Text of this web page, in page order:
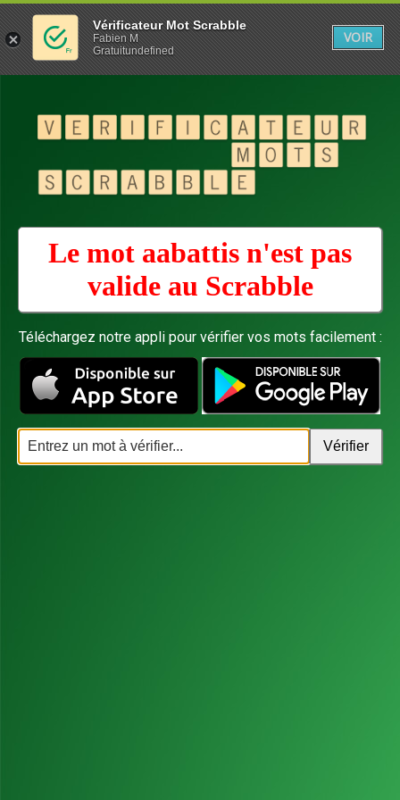
Le mot aabattis n'est pas
valide au Scrabble
Téléchargez notre appli pour vérifier vos mots facilement :
Vérificateur Mot Scrabble
Fabien M
Gratuitundefined
VOIR